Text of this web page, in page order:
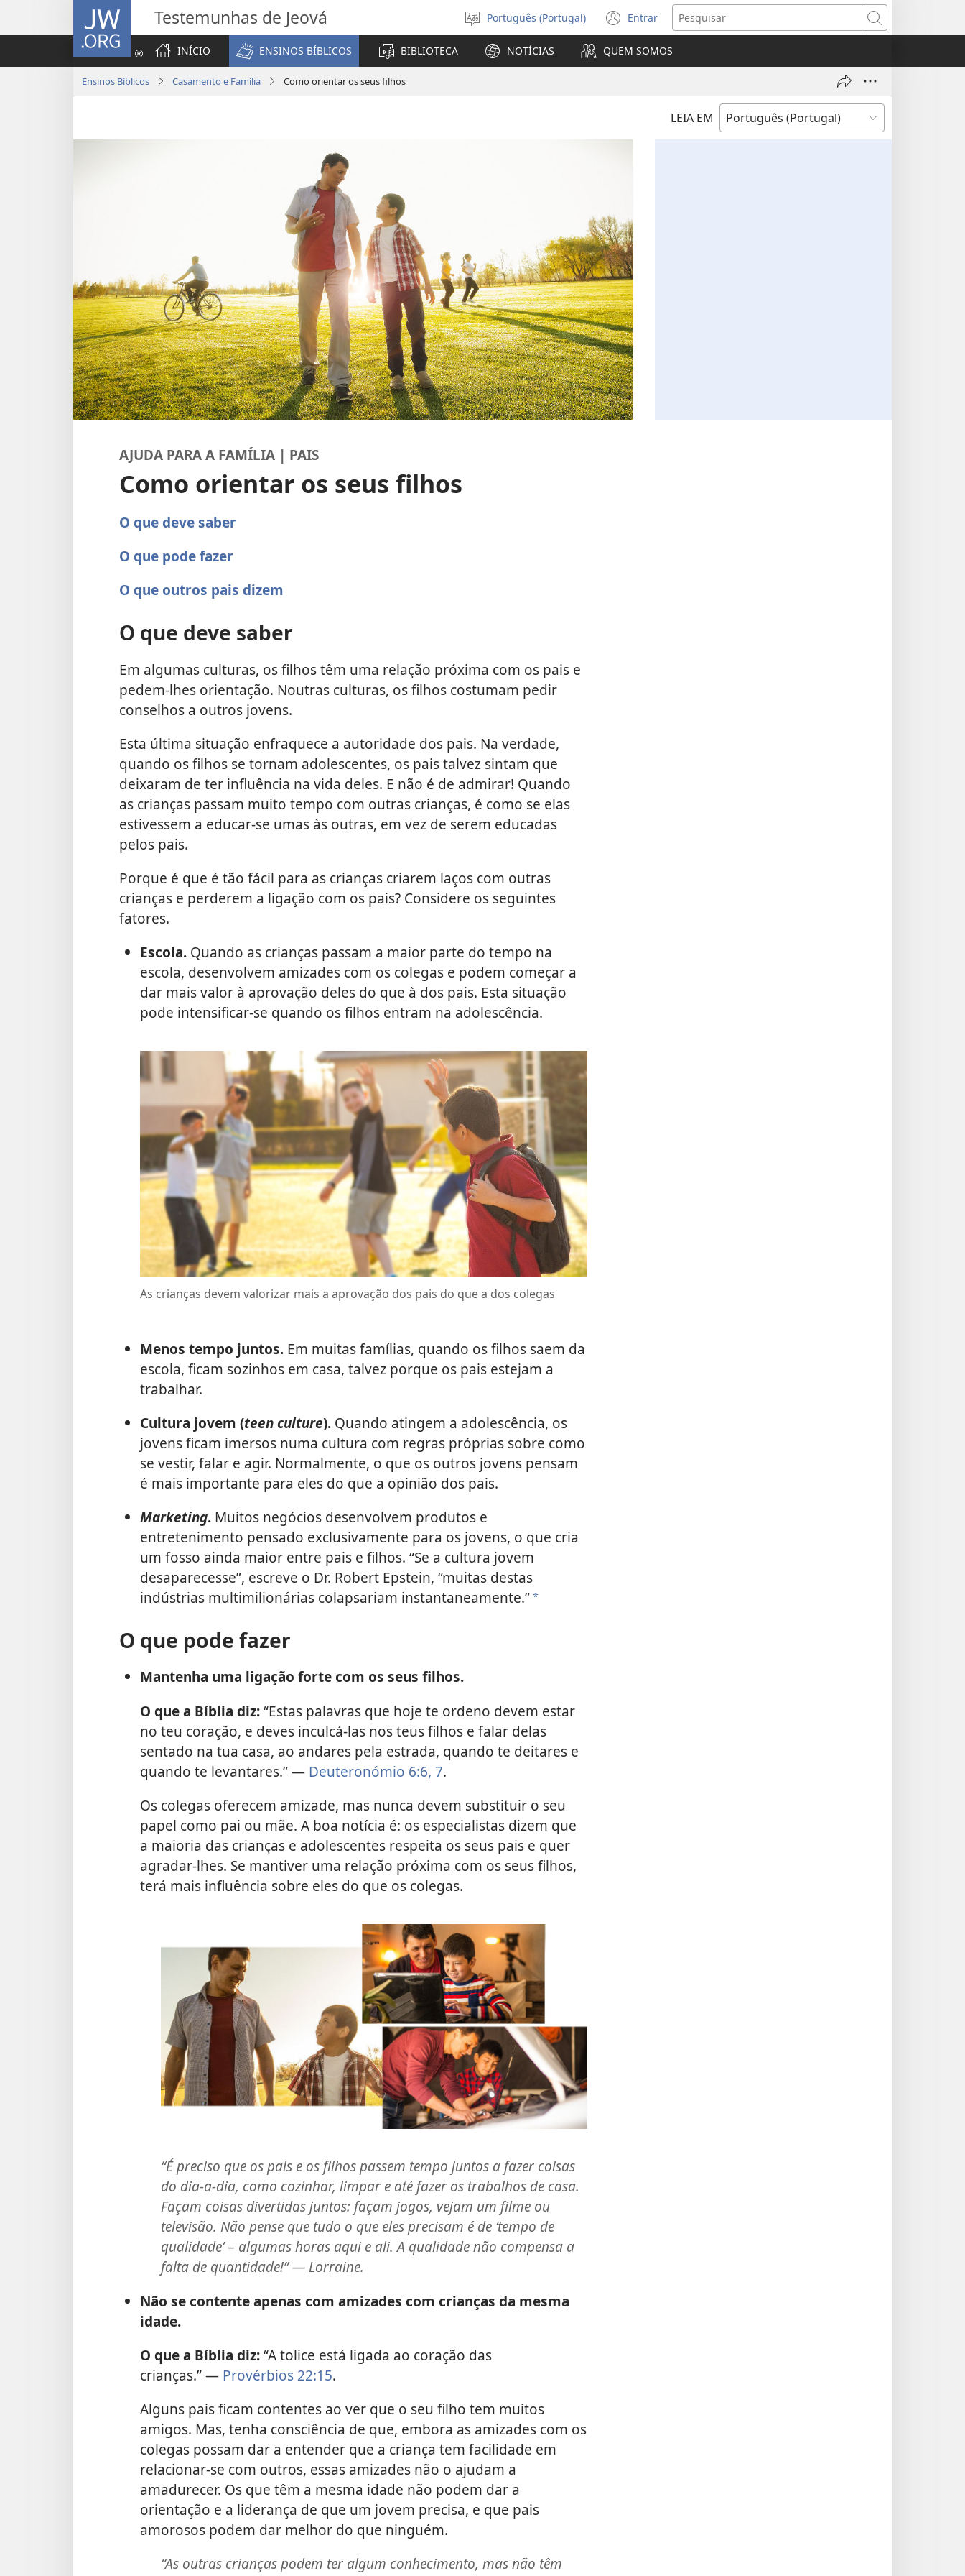
JW.ORG Testemunhas de Jeová
Selecionar
Língua
Português (Portugal) Entrar
(abre
uma
nova
janela)
Pesquisar
INÍCIO
ENSINOS BÍBLICOS BIBLIOTECA NOTÍCIAS QUEM SOMOS
Ensinos Bíblicos Casamento e Família Como orientar os seus filhos
LEIA EM
AJUDA PARA A FAMÍLIA | PAIS
Como orientar os seus filhos
O que deve saber
O que pode fazer
O que outros pais dizem
O que deve saber
Em algumas culturas, os filhos têm uma relação próxima com os pais e
pedem-lhes orientação. Noutras culturas, os filhos costumam pedir
conselhos a outros jovens.
Esta última situação enfraquece a autoridade dos pais. Na verdade,
quando os filhos se tornam adolescentes, os pais talvez sintam que
deixaram de ter influência na vida deles. E não é de admirar! Quando
as crianças passam muito tempo com outras crianças, é como se elas
estivessem a educar-se umas às outras, em vez de serem educadas
pelos pais.
Porque é que é tão fácil para as crianças criarem laços com outras
crianças e perderem a ligação com os pais? Considere os seguintes
fatores.
Escola.Quando as crianças passam a maior parte do tempo na
escola, desenvolvem amizades com os colegas e podem começar a
dar mais valor à aprovação deles do que à dos pais. Esta situação
pode intensificar-se quando os filhos entram na adolescência.
As crianças devem valorizar mais a aprovação dos pais do que a dos colegas
Menos tempo juntos.Em muitas famílias, quando os filhos saem da
escola, ficam sozinhos em casa, talvez porque os pais estejam a
trabalhar.
Cultura jovem (teen culture).Quando atingem a adolescência, os
jovens ficam imersos numa cultura com regras próprias sobre como
se vestir, falar e agir. Normalmente, o que os outros jovens pensam
é mais importante para eles do que a opinião dos pais.
Marketing.Muitos negócios desenvolvem produtos e
entretenimento pensado exclusivamente para os jovens, o que cria
um fosso ainda maior entre pais e filhos. “Se a cultura jovem
desaparecesse”, escreve o Dr. Robert Epstein, “muitas destas
indústrias multimilionárias colapsariam instantaneamente.”a
O que pode fazer
Mantenha uma ligação forte com os seus filhos.
O que a Bíblia diz:“Estas palavras que hoje te ordeno devem estar
no teu coração, e deves inculcá-las nos teus filhos e falar delas
sentado na tua casa, ao andares pela estrada, quando te deitares e
quando te levantares.” — Deuteronómio 6:6, 7.
Os colegas oferecem amizade, mas nunca devem substituir o seu
papel como pai ou mãe. A boa notícia é: os especialistas dizem que
a maioria das crianças e adolescentes respeita os seus pais e quer
agradar-lhes. Se mantiver uma relação próxima com os seus filhos,
terá mais influência sobre eles do que os colegas.
“É preciso que os pais e os filhos passem tempo juntos a fazer coisas
do dia-a-dia, como cozinhar, limpar e até fazer os trabalhos de casa.
Façam coisas divertidas juntos: façam jogos, vejam um filme ou
televisão. Não pense que tudo o que eles precisam é de ‘tempo de
qualidade’– algumas horas aqui e ali. A qualidade não compensa a
falta de quantidade!” — Lorraine.
Não se contente apenas com amizades com crianças da mesma
idade.
O que a Bíblia diz:“A tolice está ligada ao coração das
crianças.” — Provérbios 22:15.
Alguns pais ficam contentes ao ver que o seu filho tem muitos
amigos. Mas, tenha consciência de que, embora as amizades com os
colegas possam dar a entender que a criança tem facilidade em
relacionar-se com outros, essas amizades não o ajudam a
amadurecer. Os que têm a mesma idade não podem dar a
orientação e a liderança de que um jovem precisa, e que pais
amorosos podem dar melhor do que ninguém.
“As outras crianças podem ter algum conhecimento, mas não têm